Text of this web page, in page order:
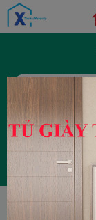
T
M
I
M
Đăng ký
HOME